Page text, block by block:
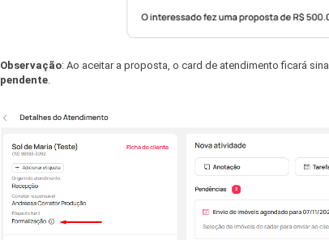
Observação: Ao aceitar a proposta, o card de atendimento ficará
pendente.